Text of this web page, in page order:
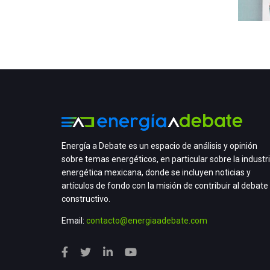
Energía a Debate es un espacio de análisis y opinión
sobre temas energéticos, en particular sobre la
energética mexicana, donde se incluyen noticias y
artículos de fondo con la misión de contribuir al debate
constructivo.
Email: contacto@energiaadebate.com